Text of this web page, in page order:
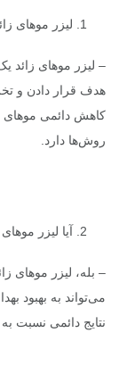
1. لیزر موهای زائد چیست و چگونه کار می‌کند؟
– لیزر موهای زائد
هدف قرار دادن و
کاهش دائمی موهای
روش‌ها دارد.
2. آیا لیزر موهای زائد در ناحیه بیکینی مردان مؤثر است؟
– بله، لیزر موهای
می‌تواند به بهبود
نتایج دائمی نسبت